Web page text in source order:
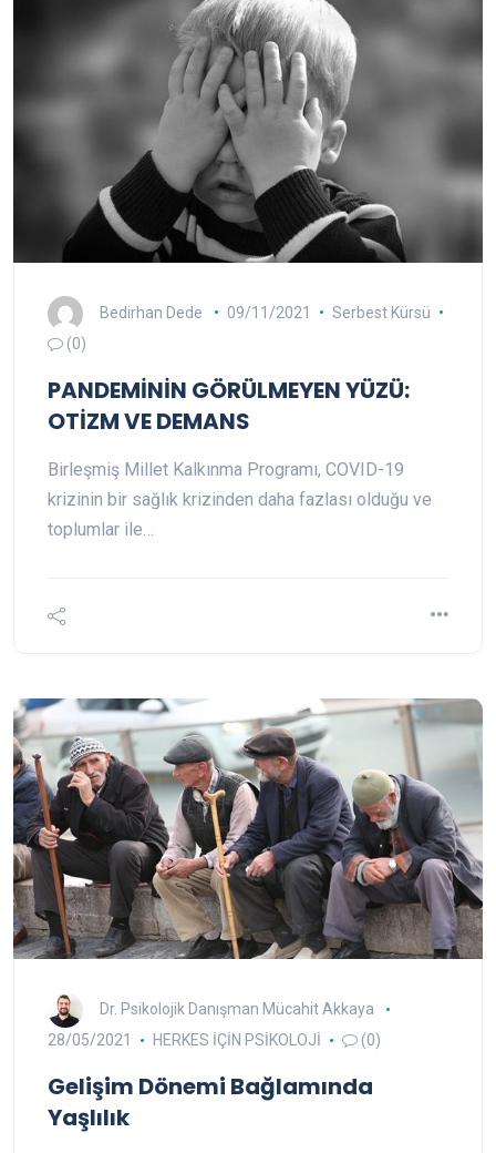
Bedirhan Dede 09/11/2021
Serbest Kürsü
(0)
PANDEMİNİN GÖRÜLMEYEN YÜZÜ:
OTİZM VE DEMANS
Birleşmiş Millet Kalkınma Programı, COVID-19
krizinin bir sağlık krizinden daha fazlası olduğu ve
toplumlar ile…
Dr. Psikolojik Danışman Mücahit Akkaya
28/05/2021
HERKES İÇİN PSİKOLOJİ (0)
Gelişim Dönemi Bağlamında
Yaşlılık